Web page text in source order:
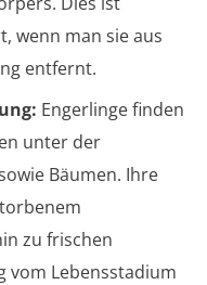
wenn man sie aus
entfernt.
Engerlinge finden
unter der
Bäumen. Ihre
zu frischen
vom Lebensstadium